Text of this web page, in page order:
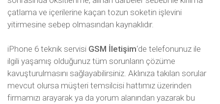
çatlama ve içerilerine kaçan tozun soketin işlevini
yitirmesine sebep olmasından kaynaklıdır.
iPhone 6 teknik servisi GSM İletişim‘de telefonunuz ile
ilgili yaşamış olduğunuz tüm sorunların çözüme
kavuşturulmasını sağlayabilirsiniz. Aklınıza takılan sorular
mevcut olursa müşteri temsilcisi hattımız üzerinden
firmamızı arayarak ya da yorum alanından yazarak bu